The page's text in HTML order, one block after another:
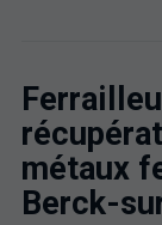
métaux
Berck-